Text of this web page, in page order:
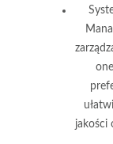
jakości